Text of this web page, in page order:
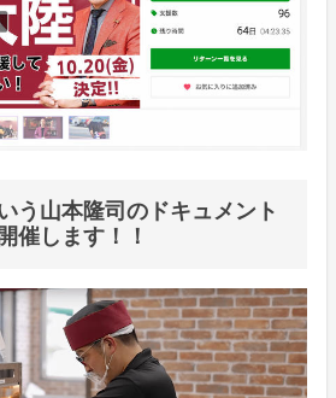
う山本隆司のドキュメント
催します！！